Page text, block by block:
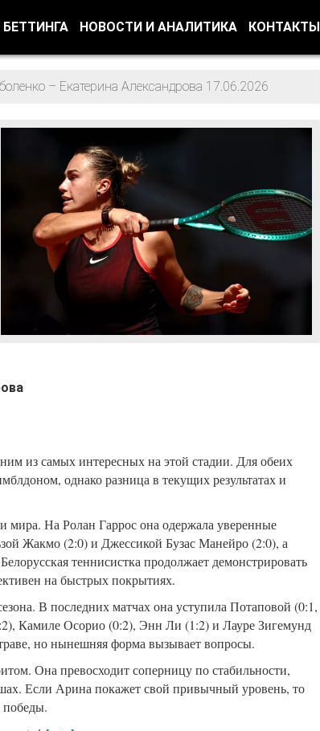
НОВОСТИ И АНАЛИТИКА КОНТАКТЫ
– Екатерина Александрова 17.06.2026
из самых интересных на этой стадии. Для обеих
однако разница в текущих результатах и
мира. На Ролан Гаррос она одержала уверенные
Жакмо (2:0) и Джессикой Бузас Манейро (2:0), а
теннисистка продолжает демонстрировать
на быстрых покрытиях.
В последних матчах она уступила Потаповой (0:1,
Камиле Осорио (0:2), Энн Ли (1:2) и Лауре Зигемунд
но нынешняя форма вызывает вопросы.
Она превосходит соперницу по стабильности,
Если Арина покажет свой привычный уровень, то
победы.